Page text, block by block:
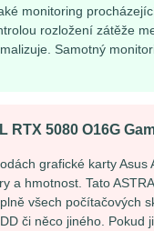
monitoring
rozložení zátěže
Samotný
RTX 5080 O16G
grafické karty
a hmotnost. Tato
všech počítačových
či něco jiného.